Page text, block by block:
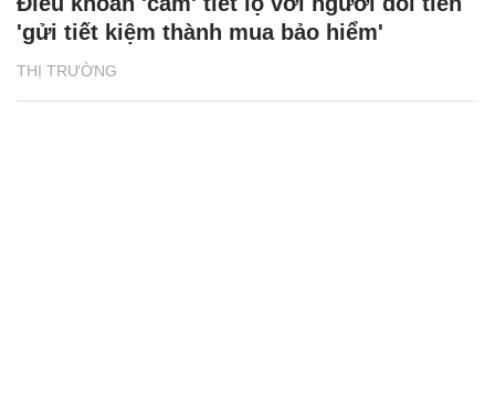
THỊ TRƯỜNG
'gửi tiết kiệm thành mua bảo hiểm'